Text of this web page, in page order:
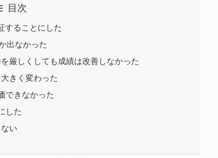
目次
することにした
出なかった
厳しくしても成績は改善しなかった
きく変わった
できなかった
した
い